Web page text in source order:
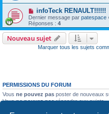
infoTeck RENAULT!!!!!!
Dernier message par patespace
Réponses : 4
Nouveau sujet
Marquer tous les sujets
PERMISSIONS DU FORUM
Vous ne pouvez pas poster de nouveaux
Vousne pouvez pasrépondre aux sujets